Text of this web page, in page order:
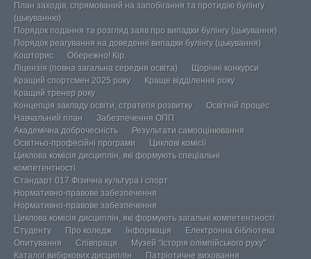
План заходів, спрямований на запобігання та протидію булінгу
(цькуванню)
Порядок подання та розгляд заяв про випадки булінгу (цькування)
Порядок реагування на доведенні випадки булінгу (цькування)
Кошторис
Обережно! Кір.
Ліцензія (повна загальна середня освіта)
Щорічні конкурси
Кращий спортсмен 2025 року
Краще відділення року
Кращий тренер року
Концепція закладу освіти, стратегія розвитку
Освітній процес
Навчальний план
Забезпечення ОПП
Академічна доброчесність
Результати самооцінювання
Освітньо-професійні програми
Циклові комісії
Циклова комісія дисциплін, які формують спеціальні
компетентності
Стандарт 017 Фізична культура і спорт
Нормативно-правове забезпечення
Нормативно-правове забезпечення
Циклова комісія дисциплін, які формують загальні компетентності
Студенту
Про коледж Інформація
Електронна бібліотека
Опитування
Співпраця
Музей “Історія олімпійського руху”
Каталог вибіркових дисциплін
Патріотичне виховання